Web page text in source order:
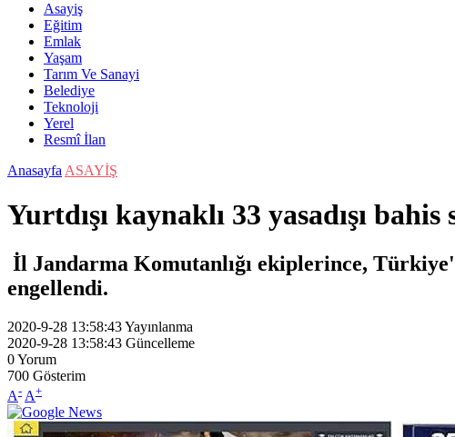
Asayiş
Eğitim
Emlak
Yaşam
Tarım Ve Sanayi
Belediye
Teknoloji
Yerel
Resmî İlan
Anasayfa ASAYİŞ
Yurtdışı kaynaklı 33 yasadışı
İl Jandarma Komutanlığı ekiplerince,
engellendi.
2020-9-28 13:58:43Yayınlanma
2020-9-28 13:58:43 Güncelleme
0Yorum
700 Gösterim
A- A+